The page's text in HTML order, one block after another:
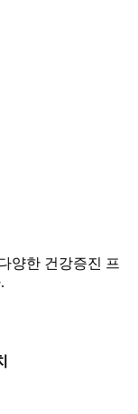
양한 건강증진 프